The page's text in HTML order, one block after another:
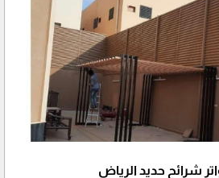
شرائح حديد الرياض